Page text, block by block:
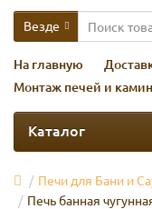
Везде
На главную
Монтаж печей и
Каталог
Печи для Бани и
Печь банная